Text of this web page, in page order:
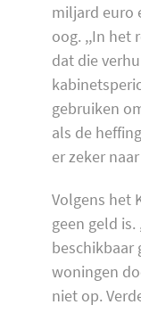
miljard euro
oog. ,,In het
dat die
gebruiken
als de
er zeker
Volgens het
geen geld
beschikbaar
woningen
niet op.